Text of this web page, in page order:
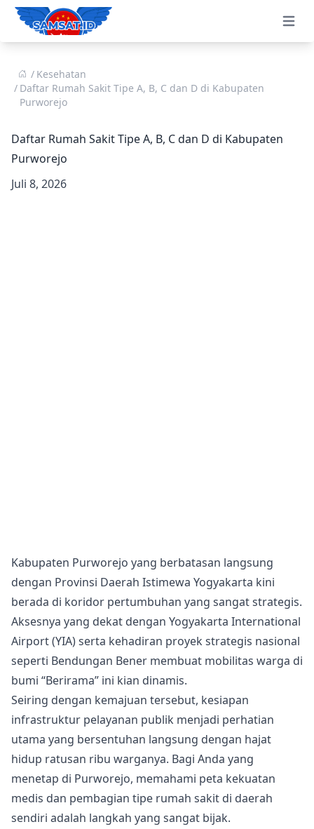
Open
Kesehatan
Daftar Rumah Sakit Tipe A, B, C dan D di Kabupaten
Purworejo
Daftar Rumah Sakit Tipe A, B, C dan D di Kabupaten
Purworejo
Juli 8, 2026
Kabupaten Purworejo yang berbatasan langsung
dengan Provinsi Daerah Istimewa Yogyakarta kini
berada di koridor pertumbuhan yang sangat strategis.
Aksesnya yang dekat dengan Yogyakarta International
Airport (YIA) serta kehadiran proyek strategis nasional
seperti Bendungan Bener membuat mobilitas warga di
bumi “Berirama” ini kian dinamis.
Seiring dengan kemajuan tersebut, kesiapan
infrastruktur pelayanan publik menjadi perhatian
utama yang bersentuhan langsung dengan hajat
hidup ratusan ribu warganya. Bagi Anda yang
menetap di Purworejo, memahami peta kekuatan
medis dan pembagian tipe rumah sakit di daerah
sendiri adalah langkah yang sangat bijak.